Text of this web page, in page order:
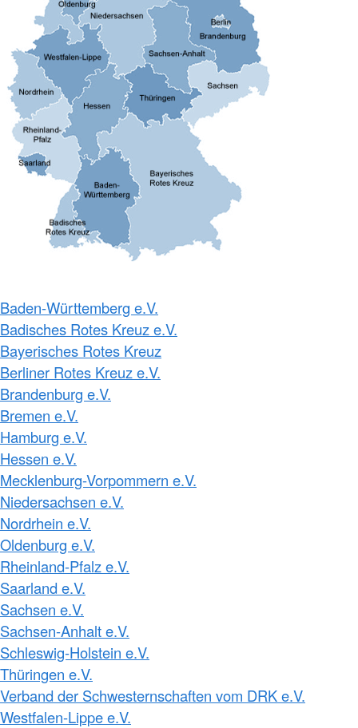
Baden-Württemberg e.V.
Badisches Rotes Kreuz e.V.
Bayerisches Rotes Kreuz
Berliner Rotes Kreuz e.V.
Brandenburg e.V.
Bremen e.V.
Hamburg e.V.
Hessen e.V.
Mecklenburg-Vorpommern e.V.
Niedersachsen e.V.
Nordrhein e.V.
Oldenburg e.V.
Rheinland-Pfalz e.V.
Saarland e.V.
Sachsen e.V.
Sachsen-Anhalt e.V.
Schleswig-Holstein e.V.
Thüringen e.V.
Verband der Schwesternschaften vom DRK e.V.
Westfalen-Lippe e.V.